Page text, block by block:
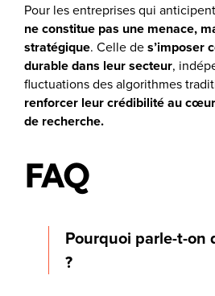
Pour les entreprises qui
ne constitue pas une menace,
stratégique. Celle des’imposer
durable dans leur secteur,
fluctuations des algorithmes
renforcer leur crédibilitéau
de recherche.
FAQ
Pourquoi parle-t-on
?